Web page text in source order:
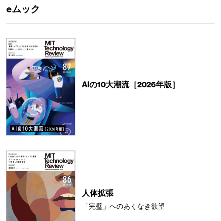
eムック
AIの10大潮流［2026年版］
人体拡張
「完璧」へのあくなき欲望